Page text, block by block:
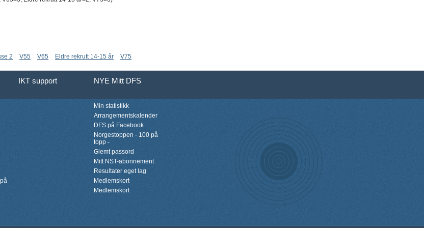
2 V55 V65 Eldre rekrutt 14-15 år V75
IKT support NYE Mitt DFS
Min statistikk
Arrangementskalender
DFS på Facebook
Norgestoppen - 100 på
topp -
Glemt passord
Mitt NST-abonnement
Resultater eget lag
Medlemskort
Medlemskort